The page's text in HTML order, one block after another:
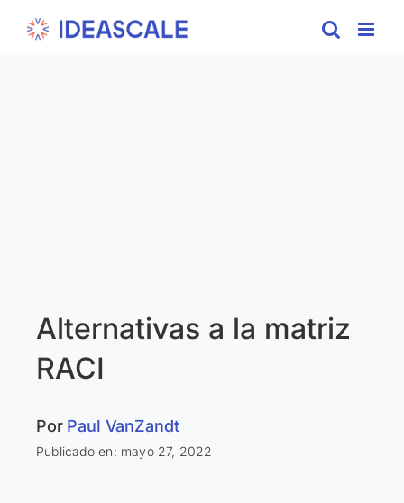
Alternativas a la matriz
RACI
Por Paul VanZandt
Publicado en: mayo 27, 2022